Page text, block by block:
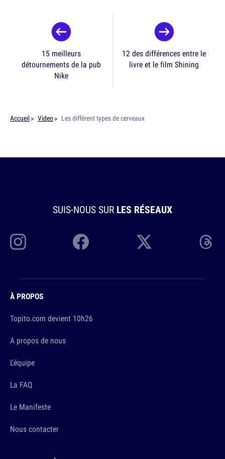
15 meilleurs
détournements de la pub
Nike
12 des différences entre le
livre et le film Shining
Accueil Video Les différent types de cerveaux
SUIS-NOUS SUR LES RÉSEAUX
À PROPOS
Topito.com devient 10h26
A propos de nous
L'équipe
La FAQ
Le Manifeste
Nous contacter